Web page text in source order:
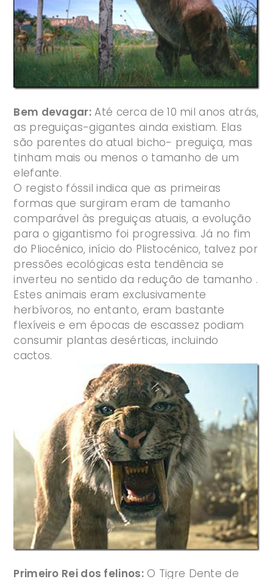
Bem devagar: Até cerca de 10 mil anos atrás,
as preguiças-gigantes ainda existiam. Elas
são parentes do atual bicho- preguiça, mas
tinham mais ou menos o tamanho de um
elefante.
O registo fóssil indica que as primeiras
formas que surgiram eram de tamanho
comparável às preguiças atuais, a evolução
para o gigantismo foi progressiva. Já no fim
do Pliocénico, início do Plistocénico, talvez por
pressões ecológicas esta tendência se
inverteu no sentido da redução de tamanho .
Estes animais eram exclusivamente
herbívoros, no entanto, eram bastante
flexíveis e em épocas de escassez podiam
consumir plantas desérticas, incluindo
cactos.
Primeiro Rei dos felinos:O Tigre Dente de